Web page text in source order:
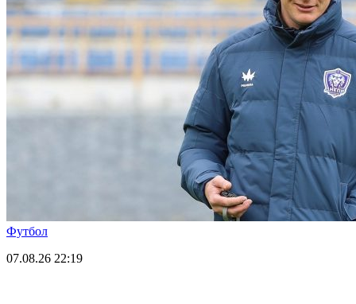
Футбол
07.08.26 22:19